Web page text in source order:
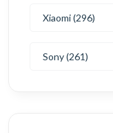
Xiaomi (296)
Sony (261)